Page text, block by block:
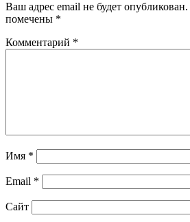
Ваш адрес email не будет опубликован.
помечены *
Комментарий *
Имя *
Email *
Сайт